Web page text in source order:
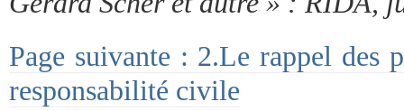
Page suivante : 2.Le rappel des
responsabilité civile